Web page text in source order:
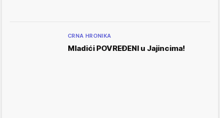
CRNA HRONIKA
Mladići POVREĐENI u Jajincima!